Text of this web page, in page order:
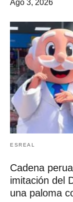
Ago 3, 2026
ESREAL
Cadena
imitación del
una paloma